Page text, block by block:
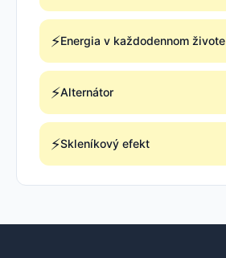
⚡Energia v každodennom živote
⚡Alternátor
⚡Skleníkový efekt